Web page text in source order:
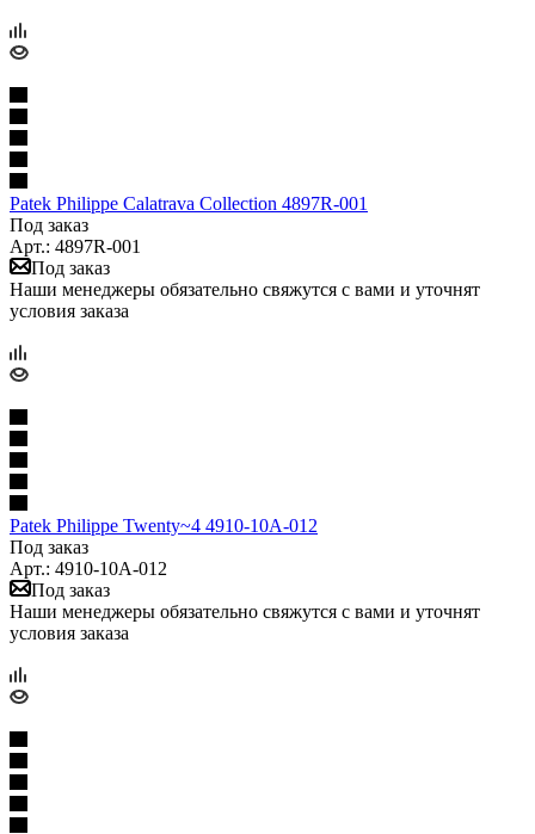
Patek Philippe Calatrava Collection 4897R-001
Под заказ
Арт.: 4897R-001
Под заказ
Наши менеджеры обязательно свяжутся с вами и уточнят
условия заказа
Patek Philippe Twenty~4 4910-10A-012
Под заказ
Арт.: 4910-10A-012
Под заказ
Наши менеджеры обязательно свяжутся с вами и уточнят
условия заказа